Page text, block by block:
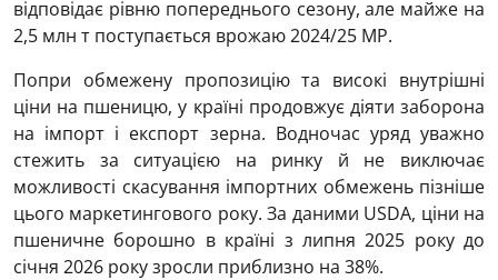
відповідає рівню попереднього сезону, але майже на
2,5 млн т поступається врожаю 2024/25 МР.
Попри обмежену пропозицію та високі внутрішні
ціни на пшеницю, у країні продовжує діяти заборона
на імпорт і експорт зерна. Водночас уряд уважно
стежить за ситуацією на ринку й не виключає
можливості скасування імпортних обмежень пізніше
цього маркетингового року. За даними USDA, ціни на
пшеничне борошно в країні з липня 2025 року до
січня 2026 року зросли приблизно на 38%.